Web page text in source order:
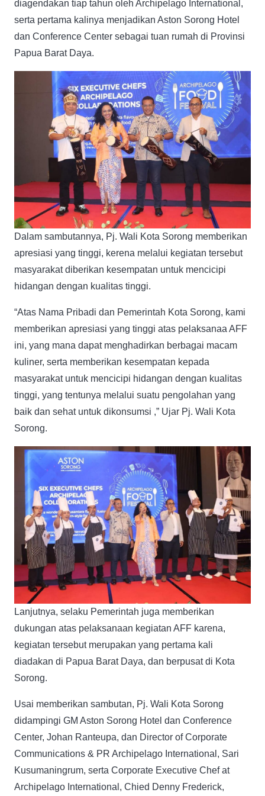
diagendakan tiap tahun oleh Archipelago International,
serta pertama kalinya menjadikan Aston Sorong Hotel
dan Conference Center sebagai tuan rumah di Provinsi
Papua Barat Daya.
Dalam sambutannya, Pj. Wali Kota Sorong memberikan
apresiasi yang tinggi, kerena melalui kegiatan tersebut
masyarakat diberikan kesempatan untuk mencicipi
hidangan dengan kualitas tinggi.
“Atas Nama Pribadi dan Pemerintah Kota Sorong, kami
memberikan apresiasi yang tinggi atas pelaksanaa AFF
ini, yang mana dapat menghadirkan berbagai macam
kuliner, serta memberikan kesempatan kepada
masyarakat untuk mencicipi hidangan dengan kualitas
tinggi, yang tentunya melalui suatu pengolahan yang
baik dan sehat untuk dikonsumsi ,” Ujar Pj. Wali Kota
Sorong.
Lanjutnya, selaku Pemerintah juga memberikan
dukungan atas pelaksanaan kegiatan AFF karena,
kegiatan tersebut merupakan yang pertama kali
diadakan di Papua Barat Daya, dan berpusat di Kota
Sorong.
Usai memberikan sambutan, Pj. Wali Kota Sorong
didampingi GM Aston Sorong Hotel dan Conference
Center, Johan Ranteupa, dan Director of Corporate
Communications & PR Archipelago International, Sari
Kusumaningrum, serta Corporate Executive Chef at
Archipelago International, Chied Denny Frederick,